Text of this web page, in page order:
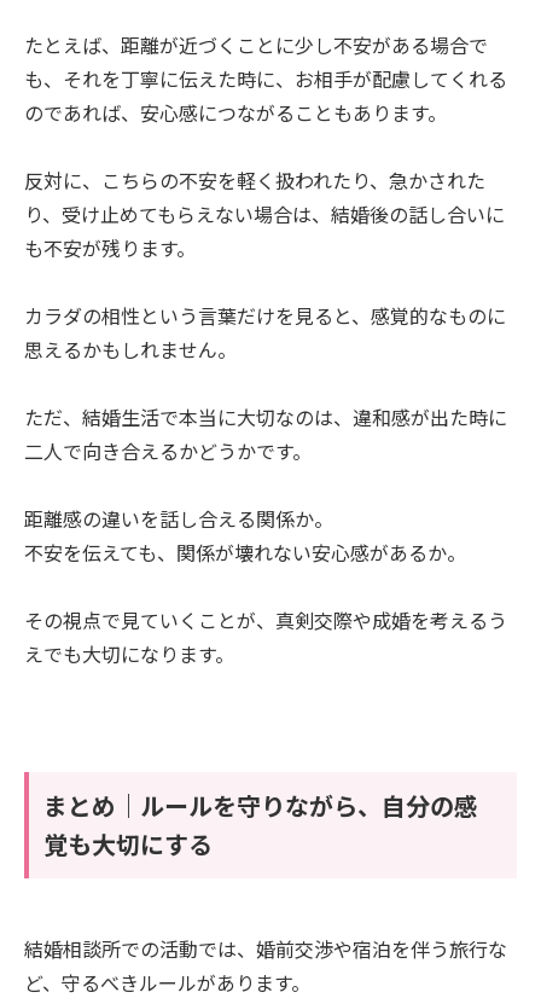
たとえば、距離が近づくことに少し不安がある場合で
も、それを丁寧に伝えた時に、お相手が配慮してくれる
のであれば、安心感につながることもあります。
反対に、こちらの不安を軽く扱われたり、急かされた
り、受け止めてもらえない場合は、結婚後の話し合いに
も不安が残ります。
カラダの相性という言葉だけを見ると、感覚的なものに
思えるかもしれません。
ただ、結婚生活で本当に大切なのは、違和感が出た時に
二人で向き合えるかどうかです。
距離感の違いを話し合える関係か。
不安を伝えても、関係が壊れない安心感があるか。
その視点で見ていくことが、真剣交際や成婚を考えるう
えでも大切になります。
まとめ｜ルールを守りながら、自分の感
覚も大切にする
結婚相談所での活動では、婚前交渉や宿泊を伴う旅行な
ど、守るべきルールがあります。